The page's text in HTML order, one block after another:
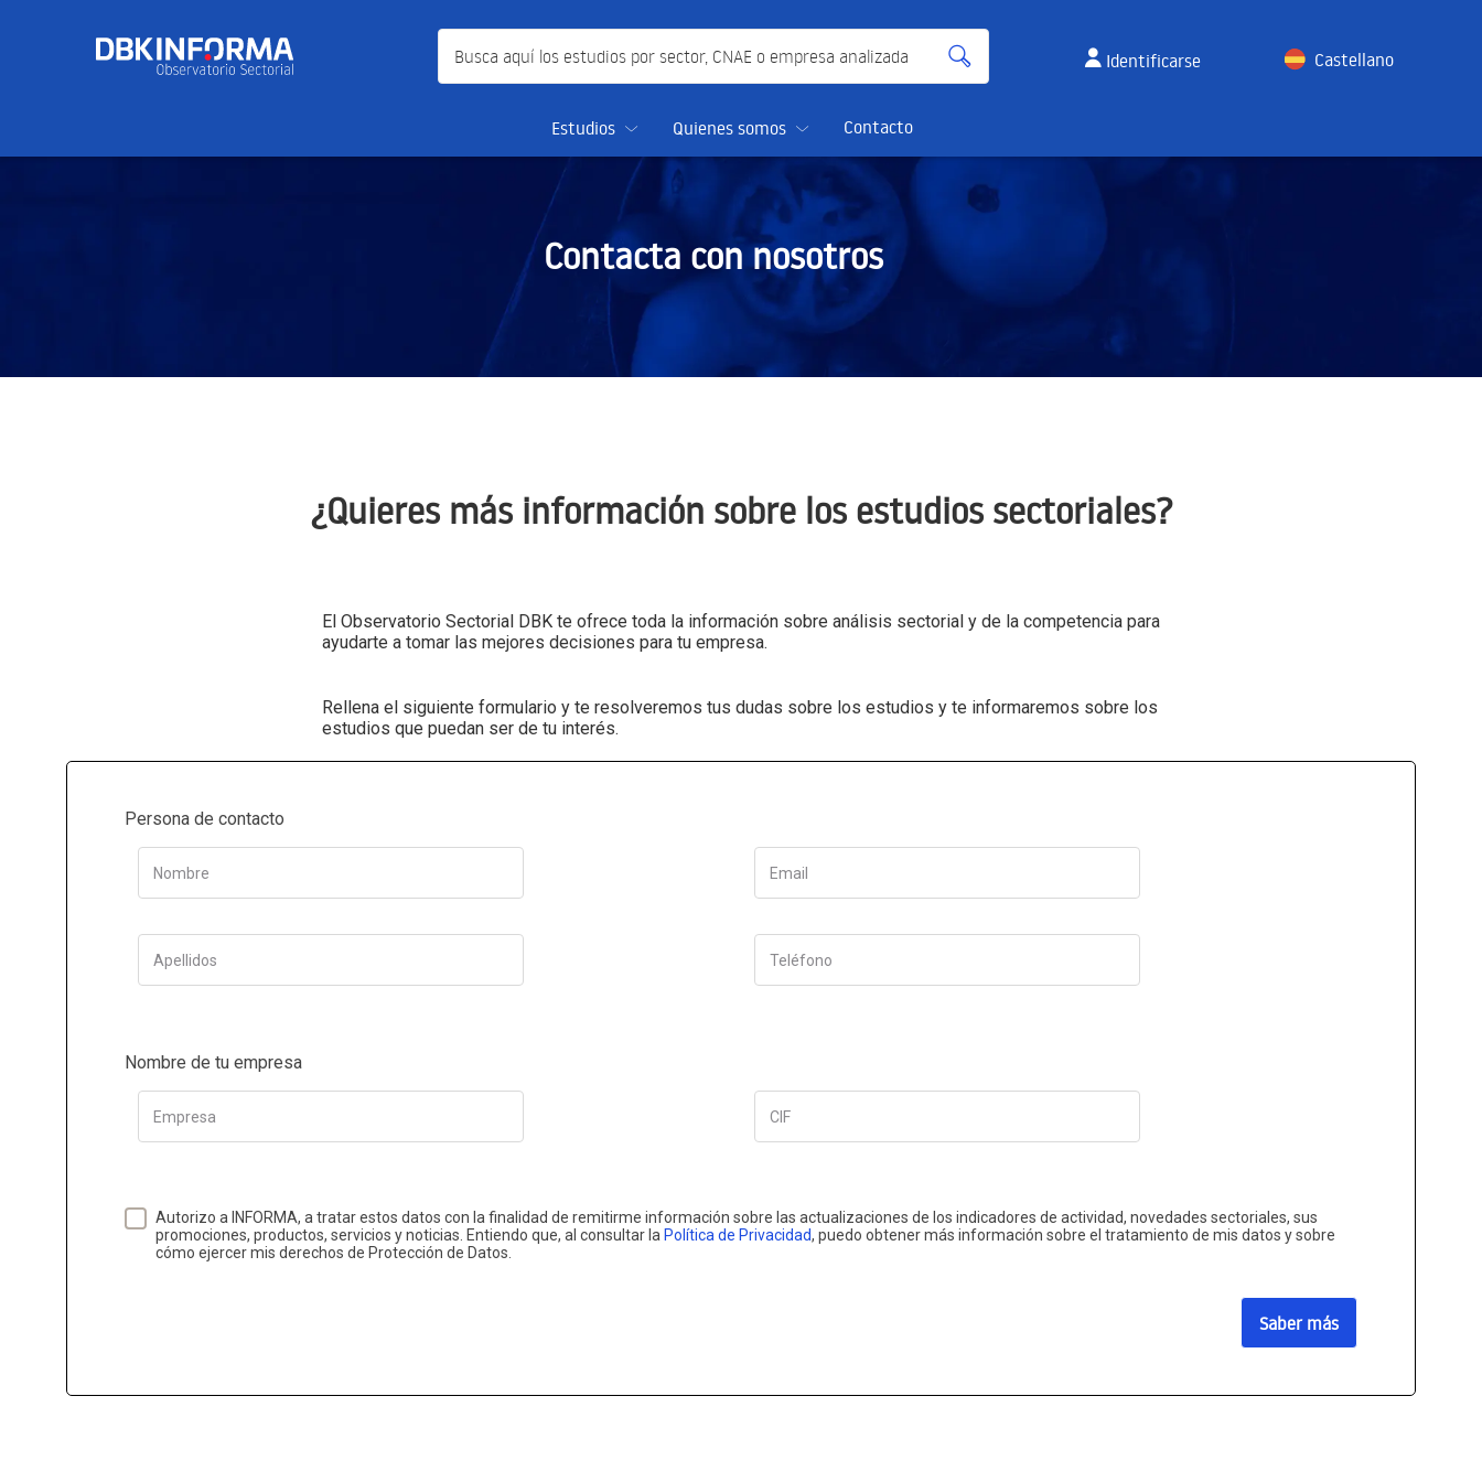
Identificarse
Castellano
Estudios
Quienes somos Contacto
Contacta con nosotros
¿Quieres más información sobre los estudios sectoriales?
El Observatorio Sectorial DBK te ofrece toda la información sobre análisis sectorial y de la competencia para
ayudarte a tomar las mejores decisiones para tu empresa.
Rellena el siguiente formulario y te resolveremos tus dudas sobre los estudios y te informaremos sobre los
estudios que puedan ser de tu interés.
Persona de contacto
Nombre
Apellidos
Email
Teléfono
Nombre de tu empresa
Empresa CIF
Autorizo a INFORMA, a tratar estos datos con la finalidad de remitirme información sobre las actualizaciones de los indicadores de actividad, novedades sectoriales, sus
promociones, productos, servicios y noticias. Entiendo que, al consultar la Política de Privacidad, puedo obtener más información sobre el tratamiento de mis datos y sobre
cómo ejercer mis derechos de Protección de Datos.
Saber más